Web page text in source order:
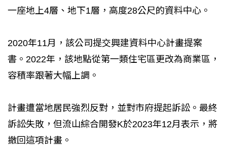
一座地上4層、地下1層，高度28公尺的資料中心。
2020年11月，該公司提交興建資料中心計畫提案
書。2022年，該地點從第一類住宅區更改為商業區，
容積率跟著大幅上調。
計畫遭當地居民強烈反對，並對市府提起訴訟。最終
訴訟失敗，但流山綜合開發K於2023年12月表示，將
撤回這項計畫。